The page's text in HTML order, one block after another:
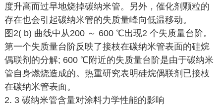
度升高而过早地烧掉碳纳米管。另外，催化剂颗粒的
存在也会引起碳纳米管的失质量峰向低温移动。
图2( b) 曲线中从200 ～ 600 ℃出现2 个失质量台阶。
第一个失质量台阶反映了接枝在碳纳米管表面的硅烷
偶联剂的分解; 600 ℃附近的失质量台阶是由于碳纳米
管自身燃烧造成的。热重研究表明硅烷偶联剂已接枝
在碳纳米管表面。
2. 3 碳纳米管含量对涂料力学性能的影响